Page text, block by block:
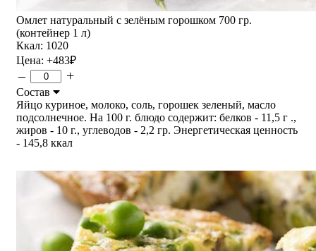
Омлет натуральный с зелёным горошком 700 гр.
(контейнер 1 л)
Ккал: 1020
Цена: +483₽
– +
Состав
Яйцо куриное, молоко, соль, горошек зеленый, масло
подсолнечное. На 100 г. блюдо содержит: белков - 11,5 г .,
жиров - 10 г., углеводов - 2,2 гр. Энергетическая ценность
- 145,8 ккал